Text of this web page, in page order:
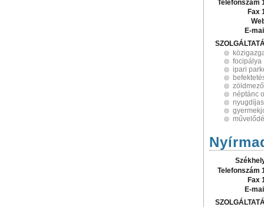
Telefonszám
Fax
E-
focipálya
ipari
néptánc
Telefonszám
Fax
E-